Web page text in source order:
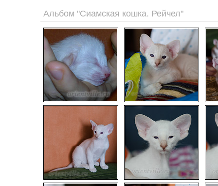
Альбом "Сиамская кошка. Рейчел"